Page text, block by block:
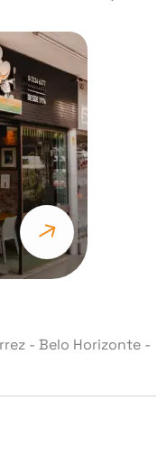
- Belo Horizonte -